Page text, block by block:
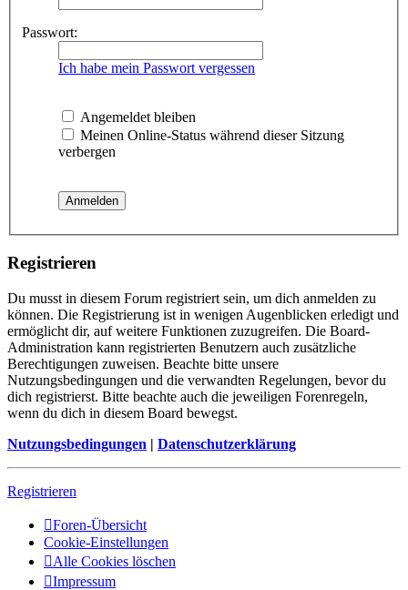
Passwort:
Ich habe mein Passwort vergessen
Angemeldet bleiben
Meinen Online-Status während dieser Sitzung
verbergen
Registrieren
Du musst in diesem Forum registriert sein, um dich anmelden zu
können. Die Registrierung ist in wenigen Augenblicken erledigt und
ermöglicht dir, auf weitere Funktionen zuzugreifen. Die Board-
Administration kann registrierten Benutzern auch zusätzliche
Berechtigungen zuweisen. Beachte bitte unsere
Nutzungsbedingungen und die verwandten Regelungen, bevor du
dich registrierst. Bitte beachte auch die jeweiligen Forenregeln,
wenn du dich in diesem Board bewegst.
Nutzungsbedingungen | Datenschutzerklärung
Registrieren
Foren-Übersicht
Cookie-Einstellungen
Alle Cookies löschen
Impressum